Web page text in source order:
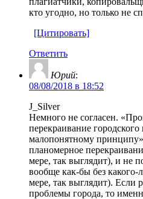
кто угодно, но только не
[Цитировать]
Ответить
Юрий:
08/08/2018 в 18:52
J_Silver
Немного не согласен.
перекраивание городского
малопонятному
планомерное
мере, так выглядит), и не
вообще как-бы без
мере, так выглядит). Если
проблемы города, то